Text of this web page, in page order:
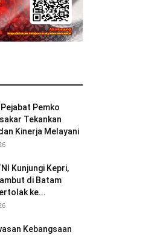
Pemko
Tekankan
Kinerja Melayani
Kunjungi Kepri,
di Batam
ke...
Kebangsaan